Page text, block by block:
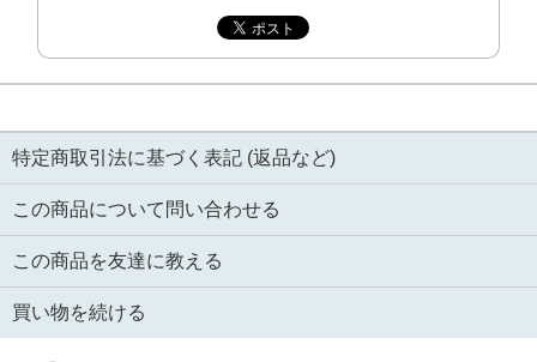
特定商取引法に基づく表記 (返品など)
この商品について問い合わせる
この商品を友達に教える
買い物を続ける